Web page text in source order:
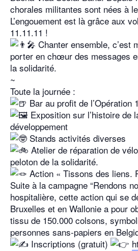
chorales militantes sont nées à
L’engouement est là grâce aux
11.11.11 !
Chanter ensemble, c’est
porter en chœur des messages
la solidarité.
~
Toute la journée :
Bar au profit de l’Opération
Exposition sur l’histoire de
développement
Stands activités diverses
Atelier de réparation de
peloton de la solidarité.
Action « Tissons des liens.
Suite à la campagne “Rendons
hospitalière, cette action qui se
Bruxelles et en Wallonie a pour
tissu de 150.000 colsons,
personnes sans-papiers en
Inscriptions (gratuit)